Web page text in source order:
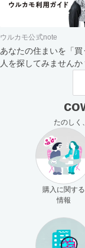
ウルカモ公式note
あなたの住まいを「買
人を探してみませんか
たのしく
購入に関する
情報